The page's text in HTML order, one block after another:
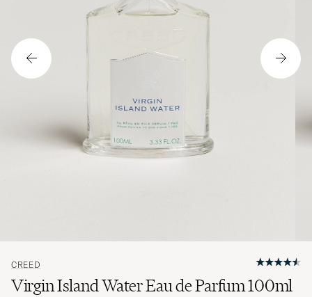
CREED
Virgin Island Water Eau de Parfum 100ml